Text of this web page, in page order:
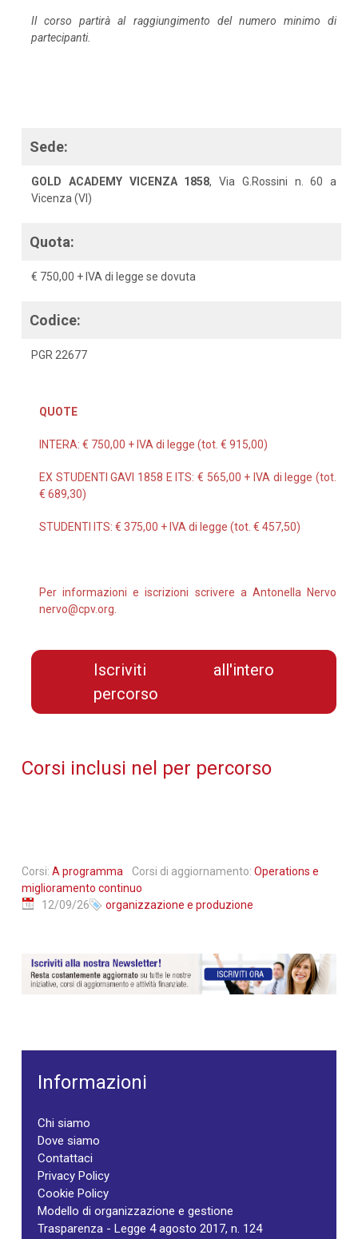
Il corso partirà al raggiungimento del numero minimo di
partecipanti.
Sede:
GOLD ACADEMY VICENZA 1858, Via G.Rossini n. 60 a
Vicenza (VI)
Quota:
€ 750,00 + IVA di legge se dovuta
Codice:
PGR 22677
QUOTE
INTERA: € 750,00 + IVA di legge (tot. € 915,00)
EX STUDENTI GAVI 1858 E ITS: € 565,00 + IVA di legge (tot.
€ 689,30)
STUDENTI ITS: € 375,00 + IVA di legge (tot. € 457,50)
Per informazioni e iscrizioni scrivere a Antonella Nervo
nervo@cpv.org.
Iscriviti all'intero
percorso
Corsi inclusi nel per percorso
Corsi: A programma Corsi di aggiornamento: Operations e
miglioramento continuo
12/09/26
organizzazione e produzione
Informazioni
Chi siamo
Dove siamo
Contattaci
Privacy Policy
Cookie Policy
Modello di organizzazione e gestione
Trasparenza - Legge 4 agosto 2017, n. 124